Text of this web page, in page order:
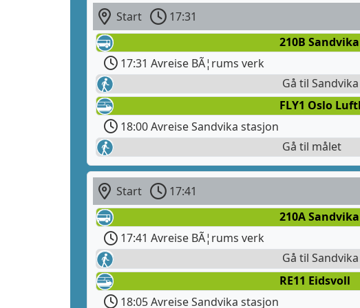
Start 17:31
210B Sandvika
17:31 Avreise BÃ¦rums verk
Gå til
FLY1 Oslo
18:00 Avreise Sandvika stasjon
Gå til målet
Start 17:41
210A Sandvika
17:41 Avreise BÃ¦rums verk
Gå til
RE11 Eidsvoll
18:05 Avreise Sandvika stasjon